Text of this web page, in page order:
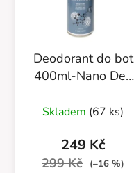
Deodorant do bot
400ml-Nano Deo
hodnocení
produktu
Skladem (67 ks)
249 Kč
299 Kč (–16 %)